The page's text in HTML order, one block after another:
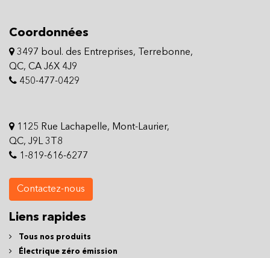
Coordonnées
3497 boul. des Entreprises, Terrebonne,
QC, CA J6X 4J9
450-477-0429
1125 Rue Lachapelle, Mont-Laurier,
QC, J9L 3T8
1-819-616-6277
Contactez-nous
Liens rapides
Tous nos produits
Électrique zéro émission